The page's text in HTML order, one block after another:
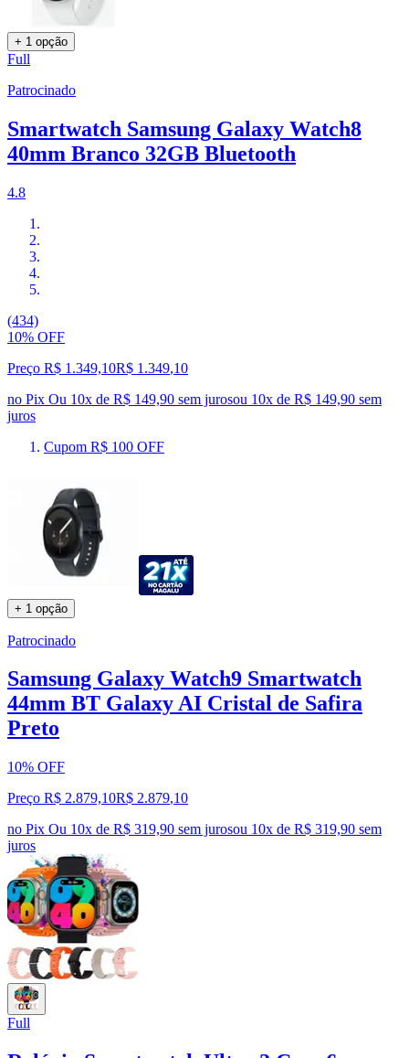
+ 1 opção
Full
Patrocinado
Smartwatch Samsung Galaxy Watch8
40mm Branco 32GB Bluetooth
4.8
(434)
10% OFF
Preço R$ 1.349,10R$ 1.349,10
no Pix Ou 10x de R$ 149,90 sem jurosou 10x de R$ 149,90 sem
juros
Cupom R$ 100 OFF
+ 1 opção
Patrocinado
Samsung Galaxy Watch9 Smartwatch
44mm BT Galaxy AI Cristal de Safira
Preto
10% OFF
Preço R$ 2.879,10R$ 2.879,10
no Pix Ou 10x de R$ 319,90 sem jurosou 10x de R$ 319,90 sem
juros
Full